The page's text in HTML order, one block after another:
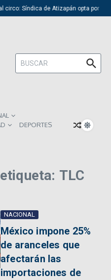
circo: Síndica de Atizapán opta por el
Buscar:
DEPORTES
TLC
NACIONAL
México impone 25%
de aranceles que
afectarán las
importaciones de